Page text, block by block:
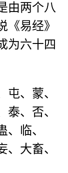
由两个八
《易经》
为六十四
屯、蒙、
、否、
、临、
大畜、